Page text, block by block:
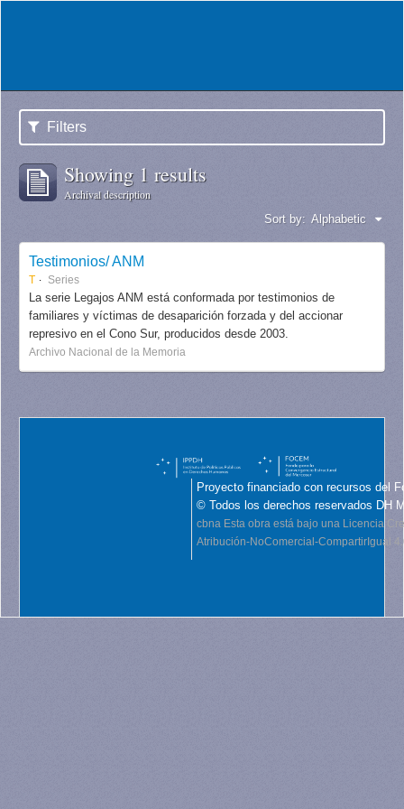
Filters
Showing 1 results
Archival description
Sort by: Alphabetic
Testimonios/ ANM
T Series
La serie Legajos ANM está conformada por testimonios de
familiares y víctimas de desaparición forzada y del accionar
represivo en el Cono Sur, producidos desde 2003.
Archivo Nacional de la Memoria
Proyecto financiado con recursos del
© Todos los derechos reservados DH
cbna Esta obra está bajo una Licencia
Atribución-NoComercial-CompartirIgual